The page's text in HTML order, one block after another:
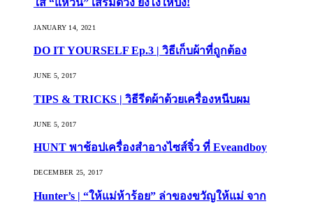
JANUARY 14, 2021
DO IT YOURSELF Ep.3 | วิธีเก็บผ้าที่ถูกต้อง
JUNE 5, 2017
TIPS & TRICKS | วิธีรีดผ้าด้วยเครื่องหนีบผม
JUNE 5, 2017
HUNT พาช้อปเครื่องสำอางไซส์จิ๋ว ที่ Eveandboy
DECEMBER 25, 2017
Hunter’s | “ให้แม่ห้าร้อย” ล่าของขวัญให้แม่ จาก